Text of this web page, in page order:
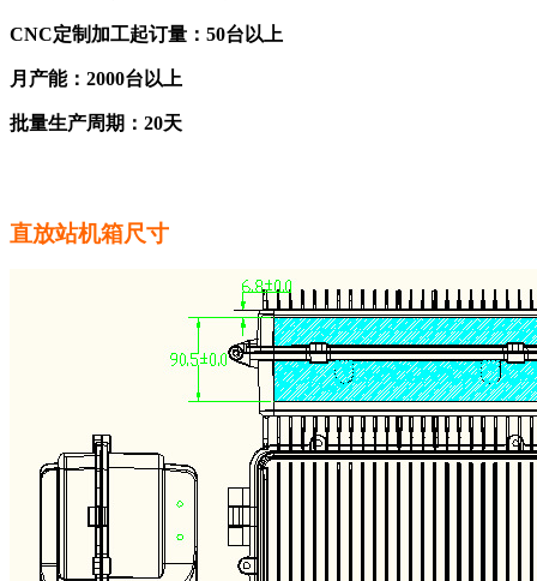
CNC定制加工起订量：50台以上
月产能：2000台以上
批量生产周期：20天
直放站机箱尺寸